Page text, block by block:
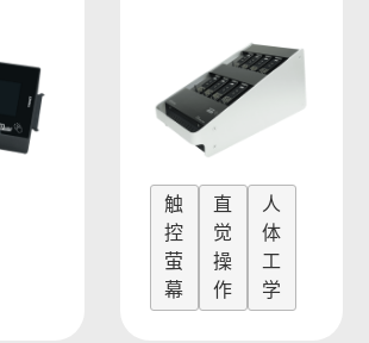
触
控
萤
幕
直
觉
操
作
人
体
工
学